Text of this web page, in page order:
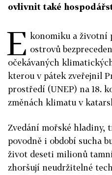
ovlivnit také
E konomiku a životní
ostrovů
očekávaných
kterou v pátek zveřejnil
prostředí (UNEP) na 18.
změnách klimatu v
Zvedání mořské hladiny,
povodně i období sucha
život deseti milionů
zhoršují neudržitelné